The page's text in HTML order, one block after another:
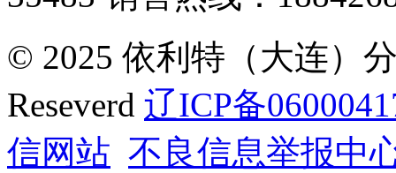
© 2025 依利特（大连）
Reseverd 辽ICP备
信网站 不良信息举报中